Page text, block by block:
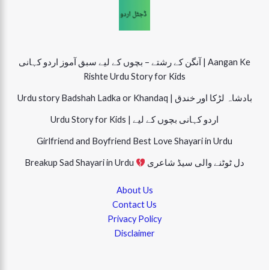
آنگن کے رشتے – بچوں کے لیے سبق آموز اردو کہانی | Aangan Ke
Rishte Urdu Story for Kids
Urdu story Badshah Ladka or Khandaq | بادشاہ لڑکا اور خندق
Urdu Story for Kids | اردو کہانی بچوں کے لیے
Girlfriend and Boyfriend Best Love Shayari in Urdu
Breakup Sad Shayari in Urdu دل ٹوٹنے والی سیڈ شاعری
About Us
Contact Us
Privacy Policy
Disclaimer